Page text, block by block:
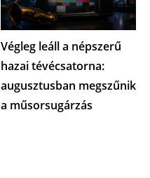
Végleg leáll a népszerű
hazai tévécsatorna:
augusztusban megszűnik
a műsorsugárzás